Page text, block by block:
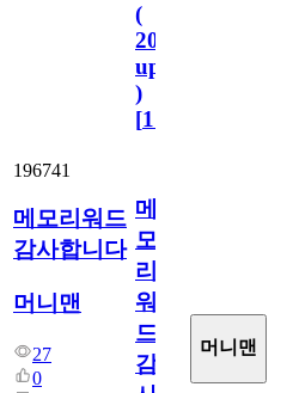
(
2023.11.1
update
)
[110
196741
메모리워드
감사합니다
머니맨
27
0
메
모
리
워
드
감
머니맨